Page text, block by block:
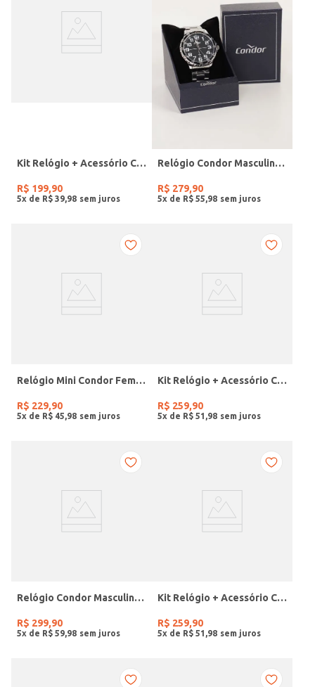
Kit Relógio + Acessório Condor Feminino PRATA
R$ 199,90
5x de R$ 39 98
Relógio Condor Masculino PRATA
R$ 279,90
5x de R$ 55 98
Relógio Mini Condor Feminino DOURADO
R$ 229,90
5x de R$ 45 98
Kit Relógio + Acessório Condor Feminino DOURADO
R$ 259,90
5x de R$ 51 98
Relógio Condor Masculino PRETO
R$ 299,90
5x de R$ 59 98
Kit Relógio + Acessório Condor Feminino DOURADO
R$ 259,90
5x de R$ 51 98